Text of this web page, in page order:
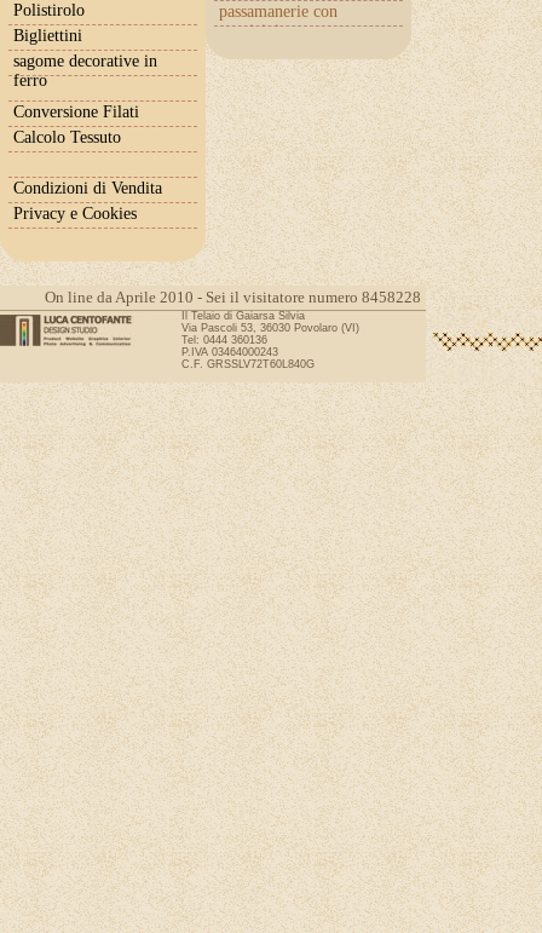
passamanerie con
cuoricini
Polistirolo
Bigliettini
sagome decorative in
ferro
Conversione Filati
Calcolo Tessuto
Condizioni di Vendita
Privacy e Cookies
On line da Aprile 2010 - Sei il visitatore numero 8458228
Il Telaio di Gaiarsa Silvia
Via Pascoli 53, 36030 Povolaro (VI)
Tel: 0444 360136
P.IVA 03464000243
C.F. GRSSLV72T60L840G